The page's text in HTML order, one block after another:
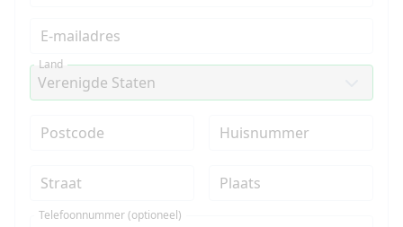
E-mailadres
Land
Postcode Huisnummer
Straat Plaats
Telefoonnummer (optioneel)